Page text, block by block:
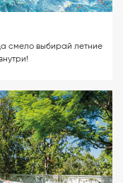
смело выбирай летние